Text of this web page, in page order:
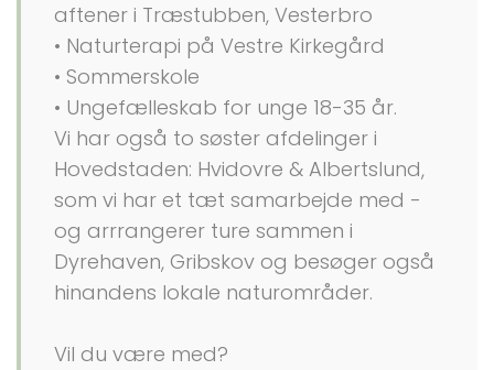
aftener i Træstubben, Vesterbro
• Naturterapi på Vestre Kirkegård
• Sommerskole
• Ungefælleskab for unge 18-35 år.
Vi har også to søster afdelinger i
Hovedstaden: Hvidovre & Albertslund,
som vi har et tæt samarbejde med -
og arrrangerer ture sammen i
Dyrehaven, Gribskov og besøger også
hinandens lokale naturområder.
Vil du være med?